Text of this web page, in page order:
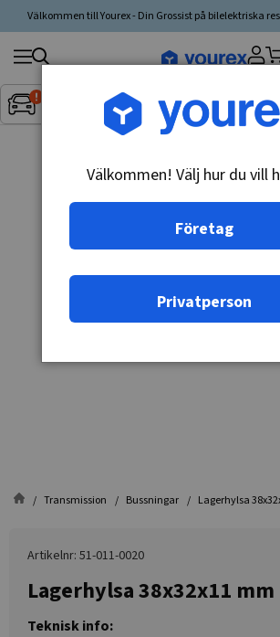
Välkommen till Yourex - Din Grossist på bilelektriska
Inget fordon valt▼
Sök
produkt,
tillverkare,
Transmission Bussningar Lagerhylsa
Artikelnr: 51-011-0020
Lagerhylsa 38x32x11 mm
Teknisk info:
Välkommen! Välj hur du vill
Företag
Privatperson